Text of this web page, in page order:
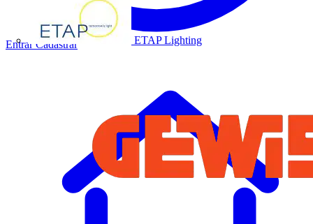
ETAP Lighting
Entrar Cadastrar